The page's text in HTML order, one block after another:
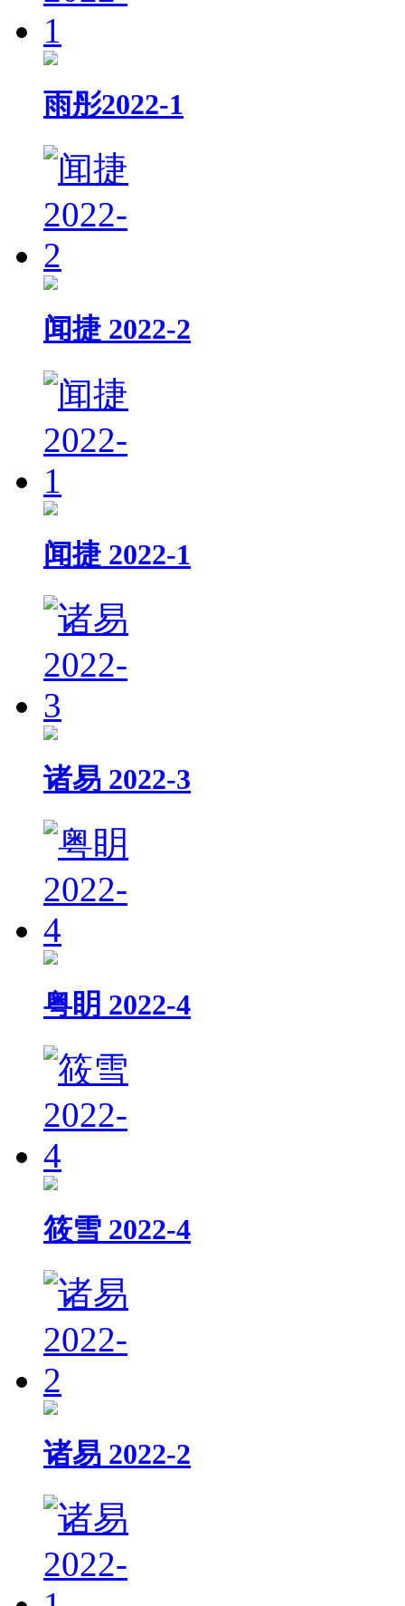
雨彤2022-1
闻捷 2022-2
闻捷 2022-1
诸易 2022-3
粤眀 2022-4
筱雪 2022-4
诸易 2022-2